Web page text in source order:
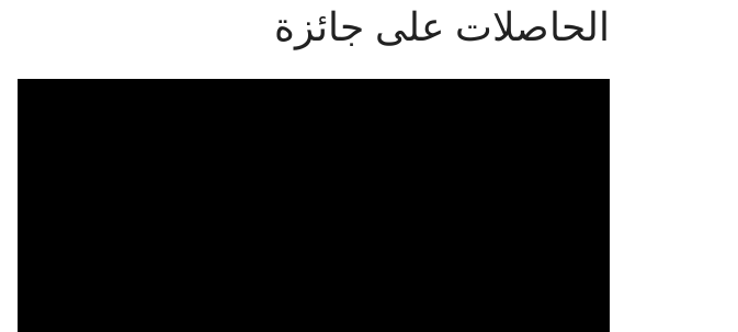
الحاصلات على جائزة